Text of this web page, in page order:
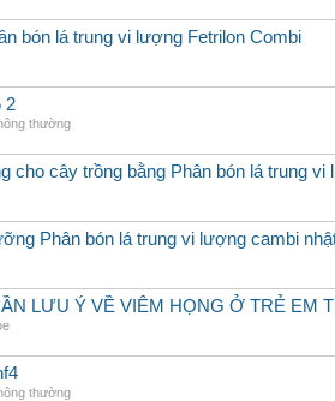
bón lá trung vi lượng Fetrilon Combi
2
thường
cho cây trồng bằng Phân bón lá trung vi
Phân bón lá trung vi lượng cambi
LƯU Ý VỀ VIÊM HỌNG Ở TRẺ EM
thường